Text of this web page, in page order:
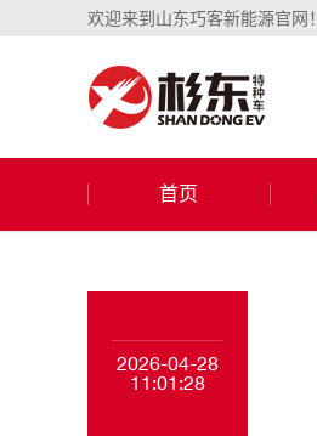
欢迎来到山东巧客新能源官网！
首页
2026-04-28
11:01:28